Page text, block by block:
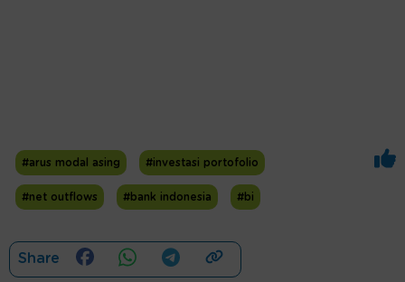
#arus modal asing #investasi portofolio
#net outflows #bank indonesia #bi
Share